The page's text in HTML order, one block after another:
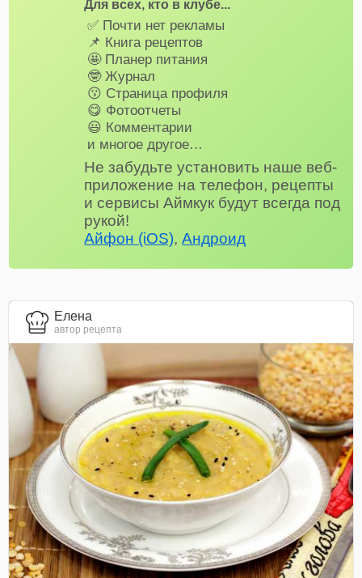
Для всех, кто в клубе...
✅ Почти нет рекламы
📌 Книга рецептов
🤩 Планер питания
🤓 Журнал
😗 Страница профиля
😋 Фотоотчеты
😃 Комментарии
и многое другое…
Не забудьте установить наше веб-
приложение на телефон, рецепты
и сервисы Аймкук будут всегда под
рукой!
Айфон (iOS),Андроид
Елена
автор рецепта